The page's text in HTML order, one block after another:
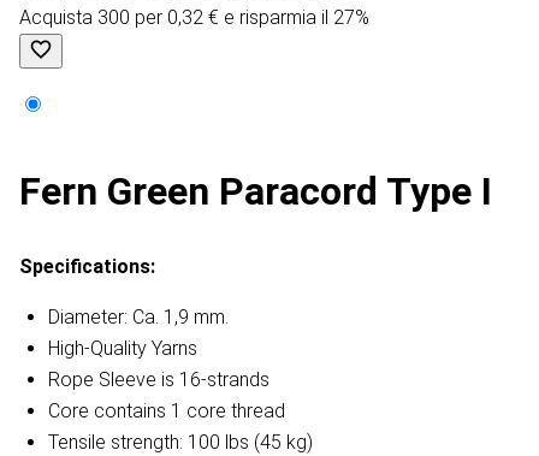
Acquista 300 per 0,32 € e risparmia il 27%
Fern Green Paracord Type I
Specifications:
Diameter: Ca. 1,9 mm.
High-Quality Yarns
Rope Sleeve is 16-strands
Core contains 1 core thread
Tensile strength: 100 lbs (45 kg)